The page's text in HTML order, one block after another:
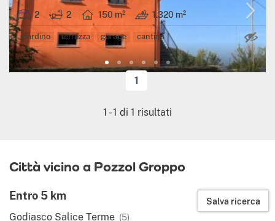
2 2 150 m² 1.320 m²
giardino terrazza garage cantina
1
1 -1 di 1 risultati
Città vicino a Pozzol Groppo
Entro 5 km
Godiasco Salice Terme (5)
Salva ricerca